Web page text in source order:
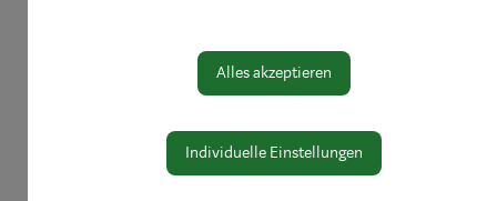
post.bauhof@waidhofen.at
Käferbeck Doris
T +43 7442 511 - 236
Alles akzeptieren
Individuelle Einstellungen